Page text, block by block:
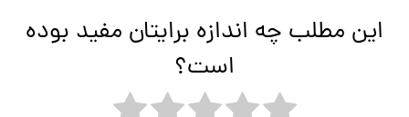
این مطلب چه اندازه برایتان مفید بوده
است؟